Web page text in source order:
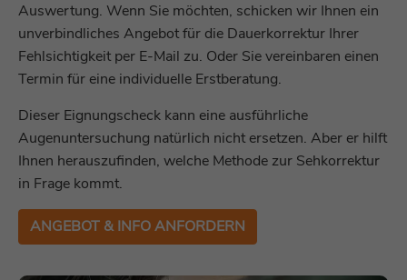
Auswertung. Wenn Sie möchten, schicken wir Ihnen ein
unverbindliches Angebot für die Dauerkorrektur Ihrer
Fehlsichtigkeit per E-Mail zu. Oder Sie vereinbaren einen
Termin für eine individuelle Erstberatung.
Dieser Eignungscheck kann eine ausführliche
Augenuntersuchung natürlich nicht ersetzen. Aber er hilft
Ihnen herauszufinden, welche Methode zur Sehkorrektur
in Frage kommt.
ANGEBOT & INFO ANFORDERN